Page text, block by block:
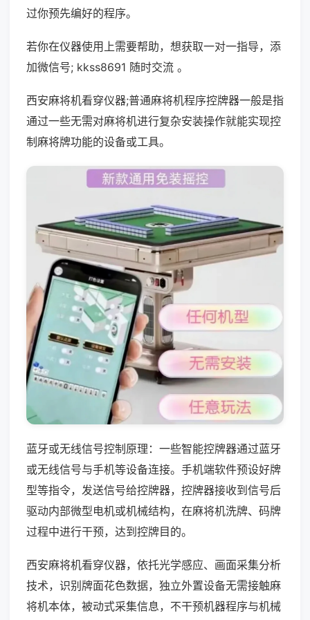
过你预先编好的程序。
若你在仪器使用上需要帮助，想获取一对一指导，添
加微信号; kkss8691 随时交流 。
西安麻将机看穿仪器;普通麻将机程序控牌器一般是指
通过一些无需对麻将机进行复杂安装操作就能实现控
制麻将牌功能的设备或工具。
蓝牙或无线信号控制原理：一些智能控牌器通过蓝牙
或无线信号与手机等设备连接。手机端软件预设好牌
型等指令，发送信号给控牌器，控牌器接收到信号后
驱动内部微型电机或机械结构，在麻将机洗牌、码牌
过程中进行干预，达到控牌目的。
西安麻将机看穿仪器，依托光学感应、画面采集分析
技术，识别牌面花色数据，独立外置设备无需接触麻
将机本体，被动式采集信息，不干预机器程序与机械